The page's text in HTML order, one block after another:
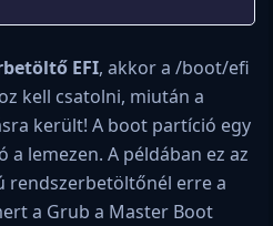
EFI, akkor a /boot/efi
kell csatolni, miután a
került! A boot partíció egy
a lemezen. A példában ez az
rendszerbetöltőnél erre a
a Grub a Master Boot